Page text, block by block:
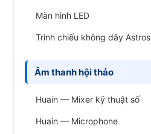
Màn hình LED
Trình chiếu không dây Astros
Âm thanh hội thảo
Huain — Mixer kỹ thuật số
Huain — Microphone